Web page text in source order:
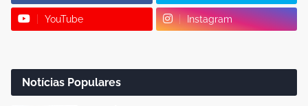
YouTube Instagram
Notícias Populares